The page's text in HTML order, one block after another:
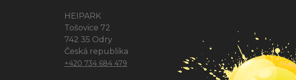
HEIPARK
Tošovice 72
742 35 Odry
Česká republika
+420 734 684 479